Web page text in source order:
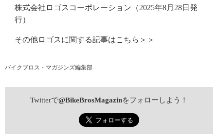
株式会社ロゴスコーポレーション（2025年8月28日発
行）
その他ロゴスに関する記事はこちら＞＞
バイクブロス・マガジンズ編集部
Twitterで@BikeBrosMagazinをフォローしよう！